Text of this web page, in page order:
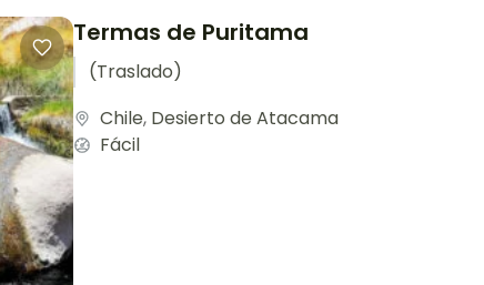
Termas de Puritama
(Traslado)
Chile, Desierto de Atacama
Fácil